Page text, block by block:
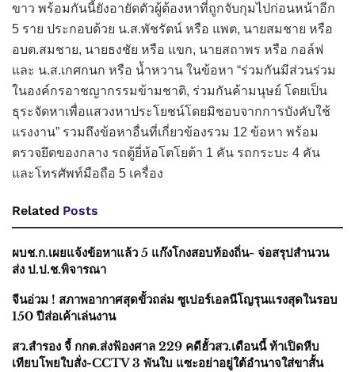
ขาว พร้อมกันนี้ยังอายัดตัวผู้ต้องหาที่ถูกจับกุมไปก่อนหน้าอีก
5 ราย ประกอบด้วย น.ส.พัชรัตน์ หรือ แพต, นายสมชาย หรือ
อบต.สมชาย, นายธงชัย หรือ แขก, นายสถาพร หรือ กอล์ฟ
และ น.ส.เกศกนก หรือ น้ำหวาน ในข้อหา “ร่วมกันมีส่วนร่วม
ในองค์กรอาชญากรรมข้ามชาติ, ร่วมกันค้ามนุษย์ โดยเป็น
ธุระจัดหาเพื่อแสวงหาประโยชน์โดยมิชอบจากการบังคับใช้
แรงงาน” รวมถึงข้อหาอื่นที่เกี่ยวข้องรวม 12 ข้อหา พร้อม
ตรวจยึดของกลาง รถตู้ยี่ห้อโตโยต้า 1 คัน รถกระบะ 4 คัน
และโทรศัพท์มือถือ 5 เครื่อง
Related Posts
ผบช.ก.เผยแจ้งข้อหาแล้ว 5 แก๊งโกงสอบท้องถิ่น- จ่อสรุปสำนวน
ส่ง ป.ป.ช.พิจารณา
จีนอ่วม ! สภาพอากาศสุดขั้วถล่ม ซูเปอร์เอลนีโญรุนแรงสุดในรอบ
150 ปีส่อเค้าเล่นงาน
สว.สำรอง จี้ กกต.ส่งฟ้องศาล 229 คดีฮั้วสว.เดือนนี้ ท้าเปิดหีบ
เทียบโพยใบสั่ง-CCTV 3 พันใบ แซะอย่าอยู่ใต้อำนาจใส่ขาสั้น